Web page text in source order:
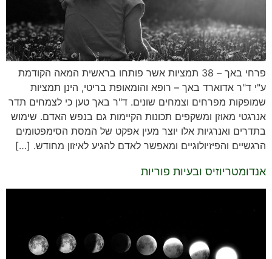
פרחי באך – 38 תמציות אשר פותחו בראשית המאה הקודמת
ע"י ד"ר אדוארד באך – רופא והומאופת בריטי, הינן תמציות
שמופקות מפרחים וצמחים שונים. ד"ר באך טען כי לצמחים תדר
אנרגטי מאוזן ומשקפים תכונות הקיימות גם בנפש האדם. שימוש
בתדרים ואנרגיות אלו יוצר מעין אפקט של המסת הסימפטומים
הרגשיים והפיזיולוגיים ומאפשר לאדם להגיע לאיזון מחודש. […]
אנדומטריוזיס ובעיות פוריות